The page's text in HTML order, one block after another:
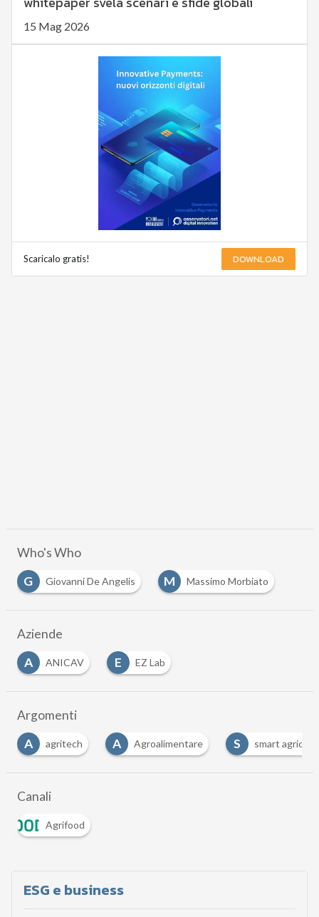
15 Mag 2026
Scaricalo gratis! DOWNLOAD
Who's Who
G
Giovanni De Angelis M
Massimo Morbiato
Aziende
A
ANICAV E
EZ Lab
Argomenti
A
agritech A Agroalimentare S smart
Canali
Agrifood
ESG e business